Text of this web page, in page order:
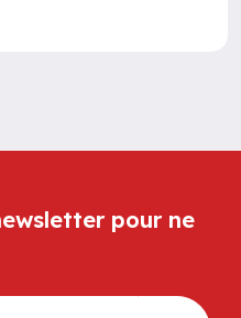
pour ne